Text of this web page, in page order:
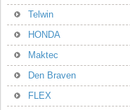
Telwin
HONDA
Maktec
Den Braven
FLEX